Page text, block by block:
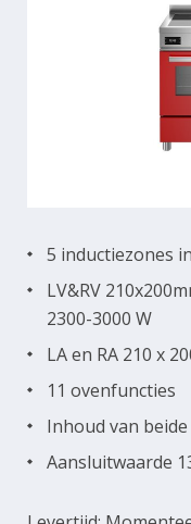
5 inductiezones
LV&RV
2300-3000 W
LA en RA 210 x
11 ovenfuncties
Inhoud van beide
Aansluitwaarde